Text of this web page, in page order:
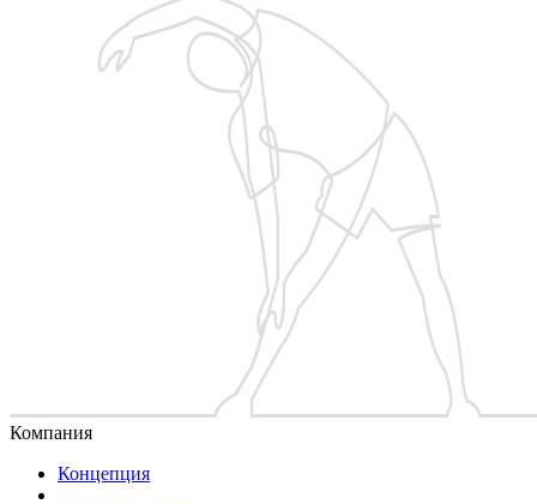
Компания
Концепция